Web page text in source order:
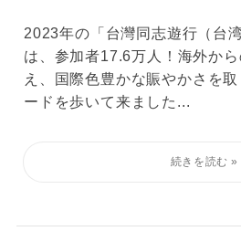
2023年の「台灣同志遊行（台
は、参加者17.6万人！海外か
え、国際色豊かな賑やかさを
ードを歩いて来ました...